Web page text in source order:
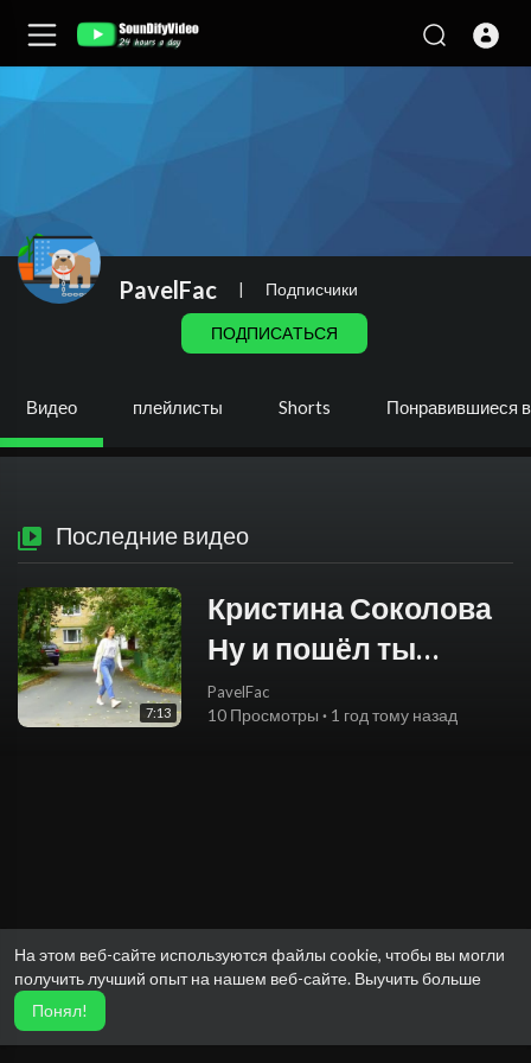
На этом веб-сайте используются файлы cookie, чтобы вы могли
получить лучший опыт на нашем веб-сайте. Выучить больше
Понял!
PavelFac | Подписчики
ПОДПИСАТЬСЯ
Видео плейлисты Shorts Понравившиеся
Последние видео
7:13
Кристина Соколова
Ну и пошёл ты
группа Русский
Стилль 2021
PavelFac
10 Просмотры · 1 год тому назад